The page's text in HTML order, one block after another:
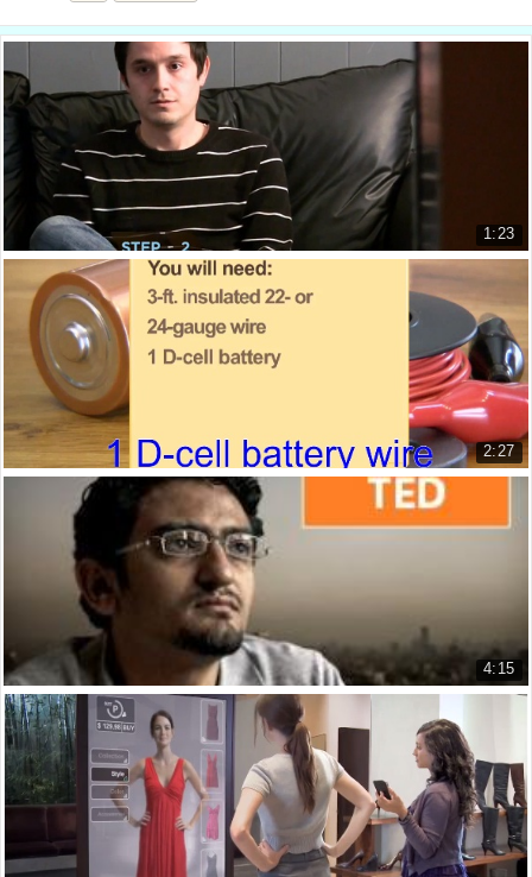
1:23
cách đương đầu với một ngày tồi tệ
How to Cope with a Bad Day
27.972 lượt xem
2:27
Cách tự làm một mô tơ điện đơn giản
How to Make a Simple Electric Mo...
19.713 lượt xem
4:15
TED - Fabian Hemmert: Thay đổi hình dạng - tươ...
TED - Fabian Hemmert: The shape-...
18.493 lượt xem